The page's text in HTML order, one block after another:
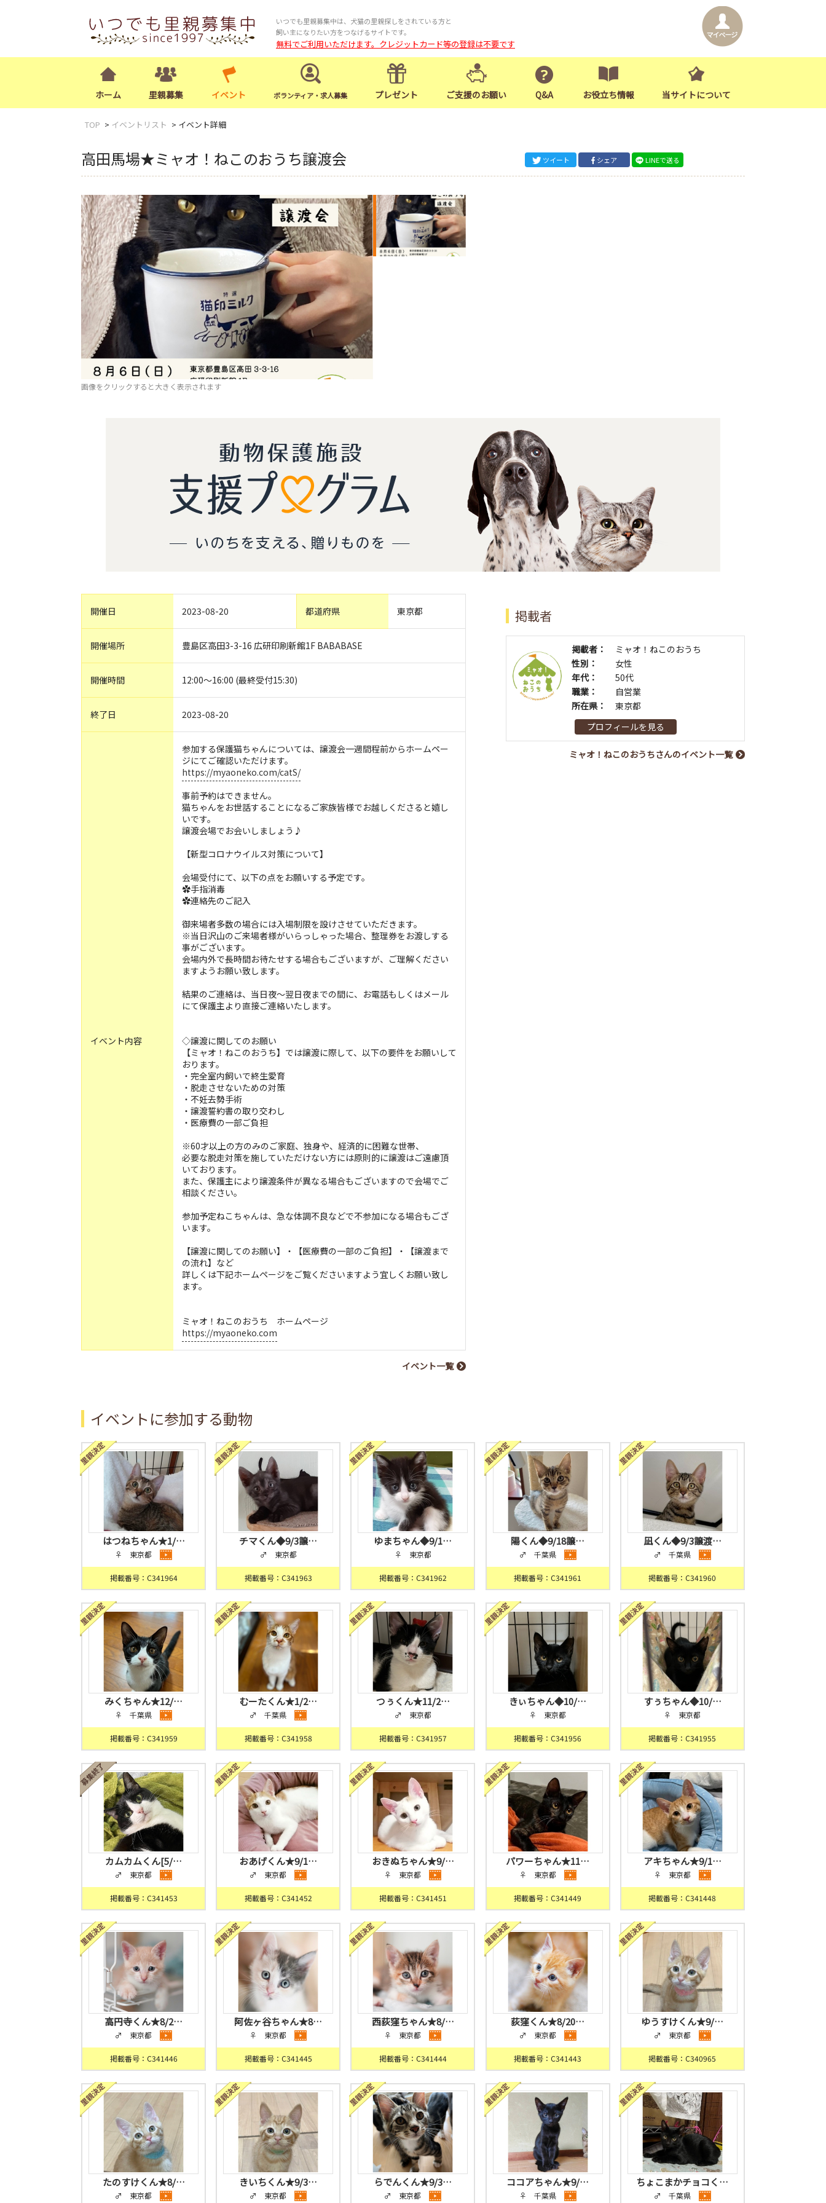
いつでも里親募集中は、犬猫の里親探しをされている方と
飼い主になりたい方をつなげるサイトです。
無料でご利用いただけます。クレジットカード等の登録は不要です
ホーム 里親募集 イベント ボランティア・求人募集 プレゼント ご支援のお願い Q&A お役立ち情報 当サイトについて
TOP イベントリスト イベント詳細
高田馬場★ミャオ！ねこのおうち譲渡会 ツイート シェア LINEで送る
画像をクリックすると大きく表示されます
開催日 2023-08-20 都道府県 東京都
開催場所 豊島区高田3-3-16 広研印刷新館1F BABABASE
開催時間 12:00〜16:00 (最終受付15:30)
終了日 2023-08-20
イベント内容
参加する保護猫ちゃんについては、譲渡会一週間程前からホームペー
ジにてご確認いただけます。
https://myaoneko.com/catS/
事前予約はできません。
猫ちゃんをお世話することになるご家族皆様でお越しくださると嬉し
いです。
譲渡会場でお会いしましょう♪
【新型コロナウイルス対策について】
会場受付にて、以下の点をお願いする予定です。
✿手指消毒
✿連絡先のご記入
御来場者多数の場合には入場制限を設けさせていただきます。
※当日沢山のご来場者様がいらっしゃった場合、整理券をお渡しする
事がございます。
会場内外で長時間お待たせする場合もございますが、ご理解ください
ますようお願い致します。
結果のご連絡は、当日夜〜翌日夜までの間に、お電話もしくはメール
にて保護主より直接ご連絡いたします。
◇譲渡に関してのお願い
【ミャオ！ねこのおうち】では譲渡に際して、以下の要件をお願いして
おります。
・完全室内飼いで終生愛育
・脱走させないための対策
・不妊去勢手術
・譲渡誓約書の取り交わし
・医療費の一部ご負担
※60才以上の方のみのご家庭、独身や、経済的に困難な世帯、
必要な脱走対策を施していただけない方には原則的に譲渡はご遠慮頂
いております。
また、保護主により譲渡条件が異なる場合もございますので会場でご
相談ください。
参加予定ねこちゃんは、急な体調不良などで不参加になる場合もござ
います。
【譲渡に関してのお願い】・【医療費の一部のご負担】・【譲渡まで
の流れ】など
詳しくは下記ホームページをご覧くださいますよう宜しくお願い致し
ます。
ミャオ！ねこのおうち ホームページ
https://myaoneko.com
イベント一覧
掲載者
掲載者：
ミャオ！ねこのおうち
性別：
女性
年代：
50代
職業：
自営業
所在県：
東京都
プロフィールを見る
ミャオ！ねこのおうちさんのイベント一覧
イベントに参加する動物
はつねちゃん★1/…
♀ 東京都
掲載番号：C341964
チマくん◆9/3譲…
♂ 東京都
掲載番号：C341963
ゆまちゃん◆9/1…
♀ 東京都
掲載番号：C341962
陽くん◆9/18譲…
♂ 千葉県
掲載番号：C341961
凪くん◆9/3譲渡…
♂ 千葉県
掲載番号：C341960
みくちゃん★12/…
♀ 千葉県
掲載番号：C341959
むーたくん★1/2…
♂ 千葉県
掲載番号：C341958
つぅくん★11/2…
♂ 東京都
掲載番号：C341957
きぃちゃん◆10/…
♀ 東京都
掲載番号：C341956
すぅちゃん◆10/…
♀ 東京都
掲載番号：C341955
カムカムくん[5/…
♂ 東京都
掲載番号：C341453
おあげくん★9/1…
♂ 東京都
掲載番号：C341452
おきぬちゃん★9/…
♀ 東京都
掲載番号：C341451
パワーちゃん★11…
♀ 東京都
掲載番号：C341449
アキちゃん★9/1…
♀ 東京都
掲載番号：C341448
高円寺くん★8/2…
♂ 東京都
掲載番号：C341446
阿佐ヶ谷ちゃん★8…
♀ 東京都
掲載番号：C341445
西荻窪ちゃん★8/…
♀ 東京都
掲載番号：C341444
荻窪くん★8/20…
♂ 東京都
掲載番号：C341443
ゆうすけくん★9/…
♂ 東京都
掲載番号：C340965
たのすけくん★8/…
♂ 東京都
きいちくん★9/3…
♂ 東京都
らでんくん★9/3…
♂ 東京都
ココアちゃん★9/…
♀ 千葉県
ちょこまかチョコく…
♂ 千葉県